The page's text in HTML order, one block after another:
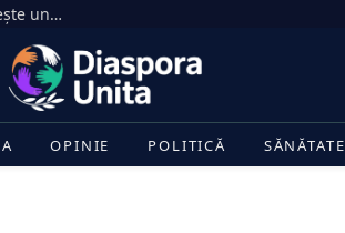
„Antrenamentul” sezonului în Arctica: Un urs polar folosește un bloc de gheață pe post de halteră
OPINIE POLITICĂ SĂNĂTATE